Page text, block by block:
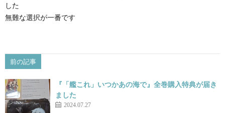
した
無難な選択が一番です
前の記事
『「艦これ」いつかあの海で』全巻購入特典が届き
ました
2024.07.27